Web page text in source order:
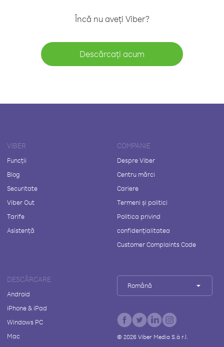
Încă nu aveți Viber?
Descărcați acum
VIBER
Funcții
Blog
Securitate
Viber Out
Tarife
Asistență
COMPANIE
Despre Viber
Centru mărci
Cariere
Termeni și politici
Politica privind
confidențialitatea
Customer Complaints Code
DESCĂRCARE
Android
iPhone & iPad
Windows PC
Mac
Română
© 2026Viber Media S.à r.l.